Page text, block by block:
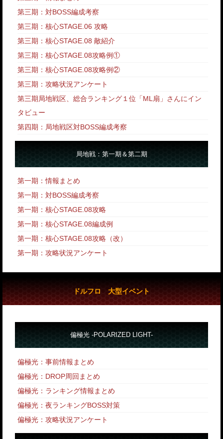
第三期：対BOSS編成考察
第三期：核心STAGE.06 攻略
第三期：核心STAGE.08 敵紹介
第三期：核心STAGE.08攻略例①
第三期：核心STAGE.08攻略例②
第三期：攻略状況アンケート
第三期局地戦区、総合ランキング１位「ML扇」さんにイン
タビュー
第四期：局地戦区対BOSS編成考察
局地戦：第一期＆第二期
第一期：情報まとめ
第一期：対BOSS編成考察
第一期：核心STAGE.08攻略
第一期：核心STAGE.08編成例
第一期：核心STAGE.08攻略 （改）
第一期：攻略状況アンケート
ドルフロ 大型イベント
偏極光 -POLARIZED LIGHT-
偏極光：事前情報まとめ
偏極光：DROP周回まとめ
偏極光：ランキング情報まとめ
偏極光：夜ランキングBOSS対策
偏極光：攻略状況アンケート